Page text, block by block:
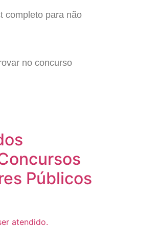
completo para não
no concurso
Públicos
atendido.